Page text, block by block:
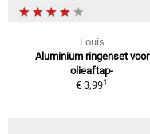
Louis
Aluminium ringenset voor
olieaftap-
€ 3,991